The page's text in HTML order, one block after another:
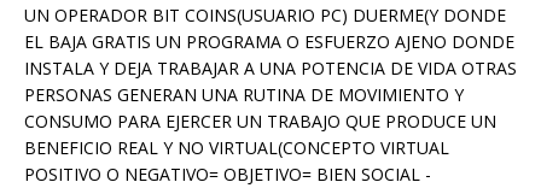
UN OPERADOR BIT COINS(USUARIO PC) DUERME(Y DONDE
EL BAJA GRATIS UN PROGRAMA O ESFUERZO AJENO DONDE
INSTALA Y DEJA TRABAJAR A UNA POTENCIA DE VIDA OTRAS
PERSONAS GENERAN UNA RUTINA DE MOVIMIENTO Y
CONSUMO PARA EJERCER UN TRABAJO QUE PRODUCE UN
BENEFICIO REAL Y NO VIRTUAL(CONCEPTO VIRTUAL
POSITIVO O NEGATIVO= OBJETIVO= BIEN SOCIAL -